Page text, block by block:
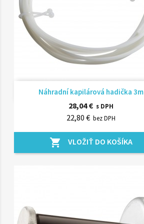
Náhradní kapilárová hadička 3m
28,04 € s DPH
22,80 € bez DPH
shopping_cart VLOŽIŤ DO KOŠÍKA
Rýchly náhľad